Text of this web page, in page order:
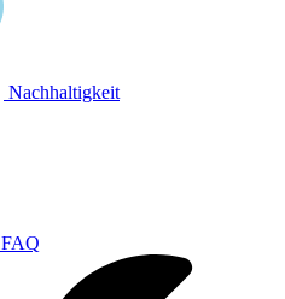
Nachhaltigkeit
FAQ